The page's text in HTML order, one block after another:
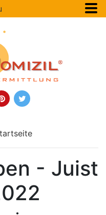
- Juist